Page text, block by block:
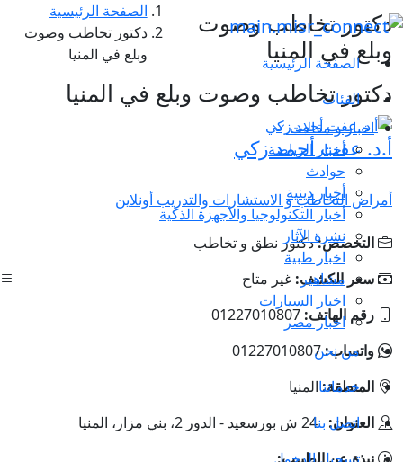
الصفحة الرئيسية
الفئات
اخبار و مقالات
أخبار الرياضة
حوادث
أخبار دينية
أخبار التكنولوجيا والأجهزة الذكية
نشرة الآثار
اخبار طبية
مشاهير
اخبار السيارات
اخبار مصر
من نحن
خدماتنا
اتصل بنا
دكتور تخاطب وصوت
وبلع في المنيا
الصفحة الرئيسية
دكتور تخاطب وصوت
وبلع في المنيا
دكتور تخاطب وصوت وبلع في المنيا
أ.د. عفت أحمد زكي
أمراض التخاطب و الاستشارات والتدريب أونلاين
التخصص:دكتور نطق و تخاطب
سعر الكشف: غير متاح
رقم الهاتف: 01227010807
واتساب:01227010807
المنطقة:المنيا
العنوان: 24 ش بورسعيد - الدور 2، بني مزار، المنيا